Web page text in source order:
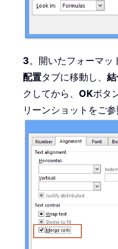
3。開いたフォーマッ
配置タブに移動し、
クしてから、 OKボタ
リーンショットをご参